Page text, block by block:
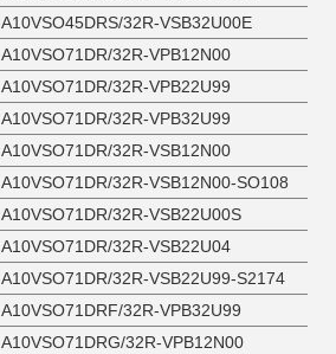
A10VSO45DRS/32R-VSB32U00E
A10VSO71DR/32R-VPB12N00
A10VSO71DR/32R-VPB22U99
A10VSO71DR/32R-VPB32U99
A10VSO71DR/32R-VSB12N00
A10VSO71DR/32R-VSB12N00-SO108
A10VSO71DR/32R-VSB22U00S
A10VSO71DR/32R-VSB22U04
A10VSO71DR/32R-VSB22U99-S2174
A10VSO71DRF/32R-VPB32U99
A10VSO71DRG/32R-VPB12N00